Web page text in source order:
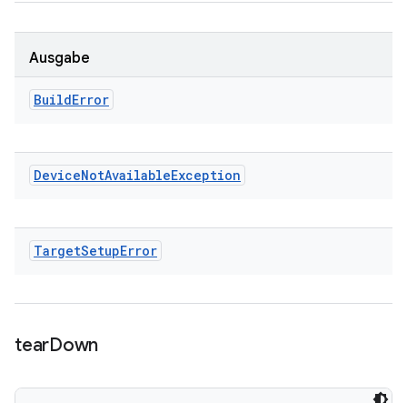
Ausgabe
BuildError
DeviceNotAvailableException
TargetSetupError
tearDown